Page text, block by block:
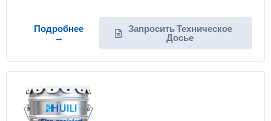
Подробнее
→
Запросить Техническое
Досье